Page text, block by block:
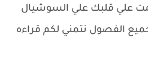
علي قلبك علي السوشيال
الفصول نتمني لكم قراءه